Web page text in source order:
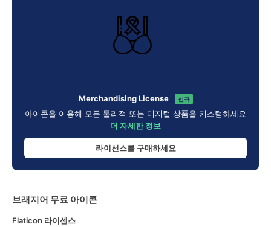
Merchandising License 신규
아이콘을 이용해 모든 물리적 또는 디지털 상품을 커스텀하세요
더 자세한 정보
라이선스를 구매하세요
브래지어 무료 아이콘
Flaticon 라이센스